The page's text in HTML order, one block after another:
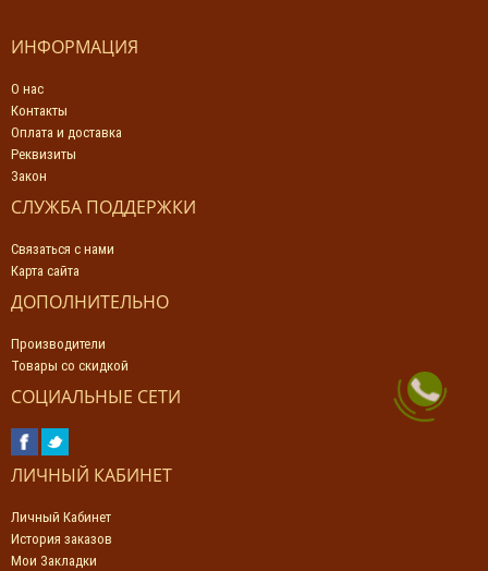
ИНФОРМАЦИЯ
О нас
Контакты
Оплата и доставка
Реквизиты
Закон
СЛУЖБА ПОДДЕРЖКИ
Связаться с нами
Карта сайта
ДОПОЛНИТЕЛЬНО
Производители
Товары со скидкой
СОЦИАЛЬНЫЕ СЕТИ
ЛИЧНЫЙ КАБИНЕТ
Личный Кабинет
История заказов
Мои Закладки